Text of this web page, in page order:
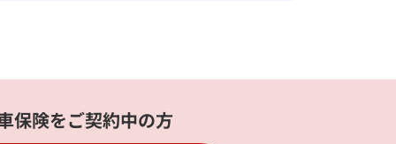
保険をご契約中の方